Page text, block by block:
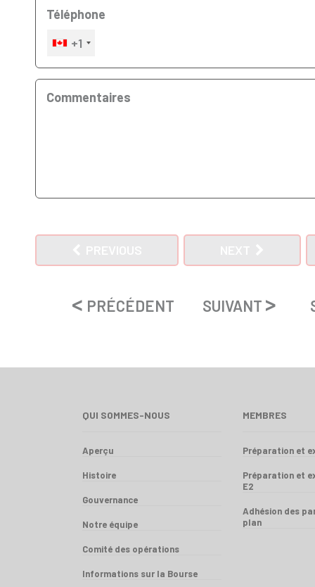
Téléphone
+1
Commentaires
< PRÉCÉDENT SUIVANT >
QUI SOMMES-NOUS
Aperçu
Histoire
Gouvernance
Notre équipe
Comité des opérations
Informations sur la Bourse
MEMBRES
Préparation et
Préparation et
E2
Adhésion des
plan